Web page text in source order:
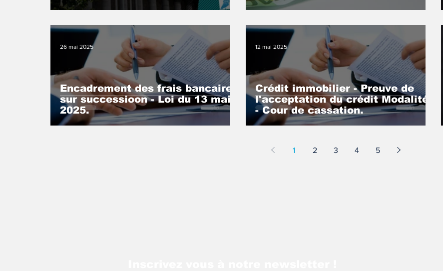
Encadrement des frais bancaires
sur successioon - Loi du 13 mai
2025.
26 mai 2025
Crédit immobilier - Preuve de
l'acceptation du crédit Modalités
- Cour de cassation.
12 mai 2025
1 2 3 4 5